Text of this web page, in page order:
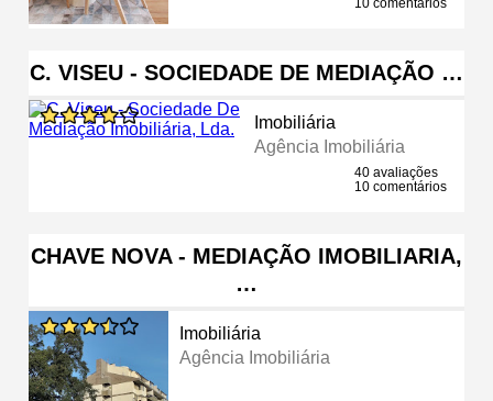
C. VISEU - SOCIEDADE DE MEDIAÇÃO …
Imobiliária
Agência Imobiliária
40 avaliações
10 comentários
CHAVE NOVA - MEDIAÇÃO IMOBILIARIA,
…
Imobiliária
Agência Imobiliária